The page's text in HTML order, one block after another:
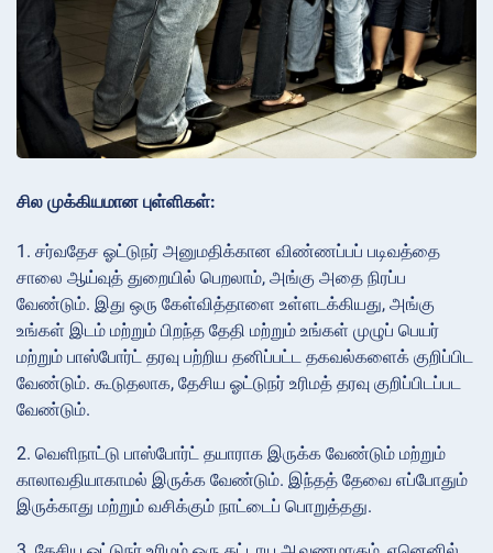
சில முக்கியமான புள்ளிகள்:
1. சர்வதேச ஓட்டுநர் அனுமதிக்கான விண்ணப்பப் படிவத்தை
சாலை ஆய்வுத் துறையில் பெறலாம், அங்கு அதை நிரப்ப
வேண்டும். இது ஒரு கேள்வித்தாளை உள்ளடக்கியது, அங்கு
உங்கள் இடம் மற்றும் பிறந்த தேதி மற்றும் உங்கள் முழுப் பெயர்
மற்றும் பாஸ்போர்ட் தரவு பற்றிய தனிப்பட்ட தகவல்களைக் குறிப்பிட
வேண்டும். கூடுதலாக, தேசிய ஓட்டுநர் உரிமத் தரவு குறிப்பிடப்பட
வேண்டும்.
2. வெளிநாட்டு பாஸ்போர்ட் தயாராக இருக்க வேண்டும் மற்றும்
காலாவதியாகாமல் இருக்க வேண்டும். இந்தத் தேவை எப்போதும்
இருக்காது மற்றும் வசிக்கும் நாட்டைப் பொறுத்தது.